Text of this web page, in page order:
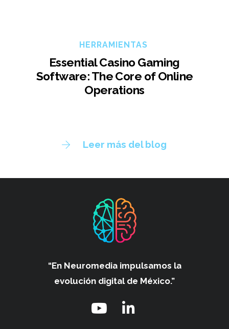
HERRAMIENTAS
Essential Casino Gaming
Software: The Core of Online
Operations
Leer más del blog
“En Neuromedia impulsamos la
evolución digital de México.”